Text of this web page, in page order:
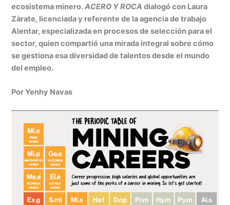
ecosistema minero.ACERO Y ROCAdialogó con Laura
Zárate, licenciada y referente de la agencia de trabajo
Alentar, especializada en procesos de selección para el
sector, quien compartió una mirada integral sobre cómo
se gestiona esa diversidad de talentos desde el mundo
del empleo.
Por Yenhy Navas